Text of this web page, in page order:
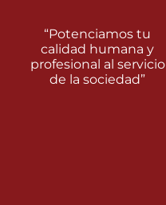
“Potenciamos tu
calidad humana y
profesional al servicio
de la sociedad”